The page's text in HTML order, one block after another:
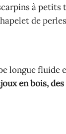
à
de
longue
en bois,